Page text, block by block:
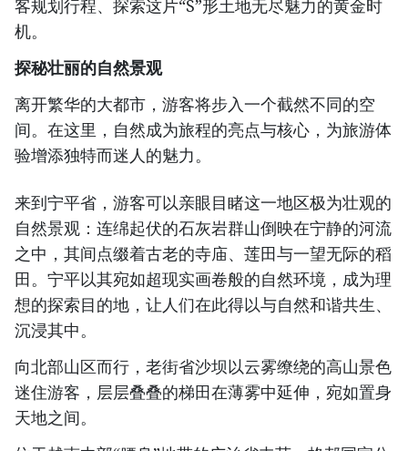
客规划行程、探索这片“S”形土地无尽魅力的黄金时
机。
探秘壮丽的自然景观
离开繁华的大都市，游客将步入一个截然不同的空
间。在这里，自然成为旅程的亮点与核心，为旅游体
验增添独特而迷人的魅力。
来到宁平省，游客可以亲眼目睹这一地区极为壮观的
自然景观：连绵起伏的石灰岩群山倒映在宁静的河流
之中，其间点缀着古老的寺庙、莲田与一望无际的稻
田。宁平以其宛如超现实画卷般的自然环境，成为理
想的探索目的地，让人们在此得以与自然和谐共生、
沉浸其中。
向北部山区而行，老街省沙坝以云雾缭绕的高山景色
迷住游客，层层叠叠的梯田在薄雾中延伸，宛如置身
天地之间。